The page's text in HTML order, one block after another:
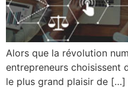
Alors que la révolution
entrepreneurs choisissent
le plus grand plaisir de […]